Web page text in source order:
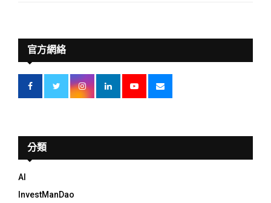
官方網絡
分類
AI
InvestManDao